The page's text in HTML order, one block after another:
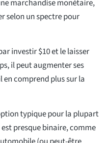
marchandise monétaire,
selon un spectre pour
investir $10 et le laisser
il peut augmenter ses
comprend plus sur la
typique pour la plupart
presque binaire, comme